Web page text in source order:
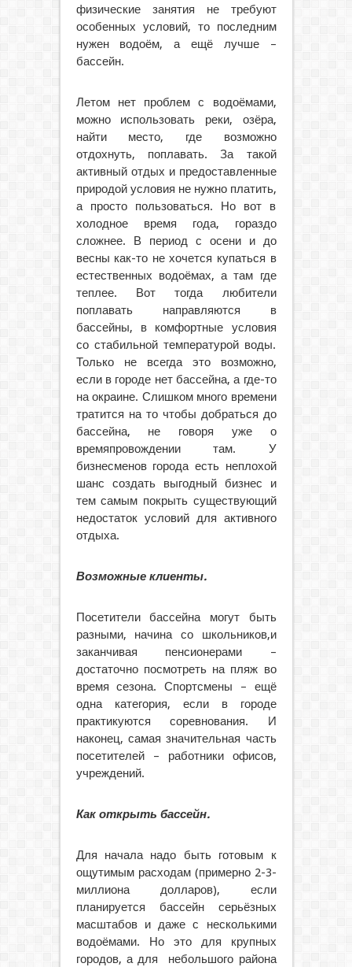
физические занятия не требуют
особенных условий, то последним
нужен водоём, а ещё лучше –
бассейн.
Летом нет проблем с водоёмами,
можно использовать реки, озёра,
найти место, где возможно
отдохнуть, поплавать. За такой
активный отдых и предоставленные
природой условия не нужно платить,
а просто пользоваться. Но вот в
холодное время года, гораздо
сложнее. В период с осени и до
весны как-то не хочется купаться в
естественных водоёмах, а там где
теплее. Вот тогда любители
поплавать направляются в
бассейны, в комфортные условия
со стабильной температурой воды.
Только не всегда это возможно,
если в городе нет бассейна, а где-то
на окраине. Слишком много времени
тратится на то чтобы добраться до
бассейна, не говоря уже о
времяпровождении там. У
бизнесменов города есть неплохой
шанс создать выгодный бизнес и
тем самым покрыть существующий
недостаток условий для активного
отдыха.
Возможные клиенты.
Посетители бассейна могут быть
разными, начина со школьников,и
заканчивая пенсионерами –
достаточно посмотреть на пляж во
время сезона. Спортсмены – ещё
одна категория, если в городе
практикуются соревнования. И
наконец, самая значительная часть
посетителей – работники офисов,
учреждений.
Как открыть бассейн.
Для начала надо быть готовым к
ощутимым расходам (примерно 2-3-
миллиона долларов), если
планируется бассейн серьёзных
масштабов и даже с несколькими
водоёмами. Но это для крупных
городов, а для небольшого района